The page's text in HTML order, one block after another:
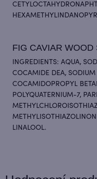
FIG CAVIAR WOOD
INGREDIENTS: AQUA,
COCAMIDE DEA, SODIUM
COCAMIDOPROPYL
POLYQUATERNIUM-7,
LINALOOL.